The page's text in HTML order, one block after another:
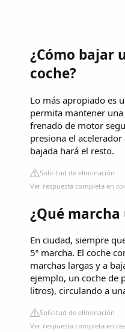
¿Cómo bajar
coche?
Lo más apropiado es
permita mantener
frenado de motor
presiona el
bajada hará el resto.
Solicitud de eliminación
Ver respuesta completa en
¿Qué
En ciudad, siempre
5ª marcha. El coche
marchas largas y a
ejemplo, un coche de
litros), circulando a
Solicitud de eliminación
Ver respuesta completa en